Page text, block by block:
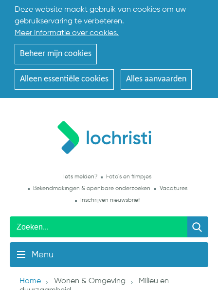
Deze website maakt gebruik van cookies om uw
gebruikservaring te verbeteren.
Meer informatie over cookies.
Beheer mijn cookies
Alleen essentiële cookies Alles aanvaarden
Iets melden?
Foto's en filmpjes
Bekendmakingen & openbare onderzoeken
Vacatures
Inschrijven nieuwsbrief
Menu
Home Wonen & Omgeving
Milieu en